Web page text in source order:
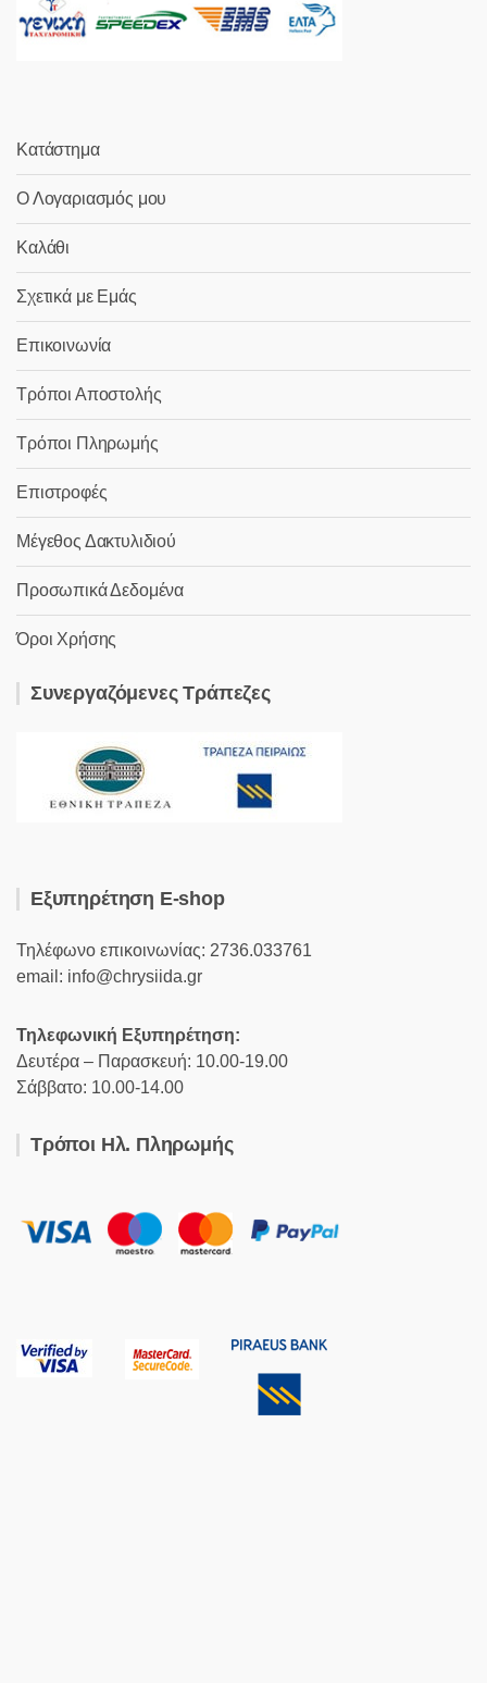
Κατάστημα
Ο Λογαριασμός μου
Καλάθι
Σχετικά με Εμάς
Επικοινωνία
Τρόποι Αποστολής
Τρόποι Πληρωμής
Επιστροφές
Μέγεθος Δακτυλιδιού
Προσωπικά Δεδομένα
Όροι Χρήσης
Συνεργαζόμενες Τράπεζες
Εξυπηρέτηση E-shop
Τηλέφωνο επικοινωνίας: 2736.033761
email: info@chrysiida.gr
Τηλεφωνική Εξυπηρέτηση:
Δευτέρα – Παρασκευή: 10.00-19.00
Σάββατο: 10.00-14.00
Τρόποι Ηλ. Πληρωμής